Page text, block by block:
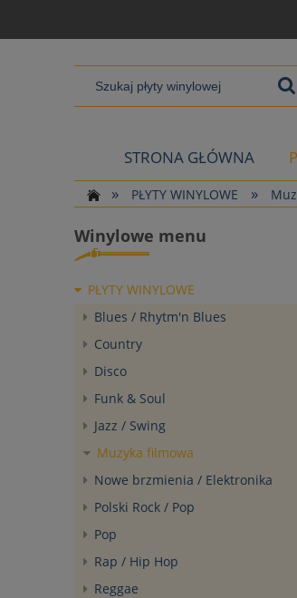
STRONA GŁÓWNA
»
PŁYTY WINYLOWE »
Winylowe menu
PŁYTY WINYLOWE
Blues / Rhytm'n Blues
Country
Disco
Funk & Soul
Jazz / Swing
Muzyka filmowa
Nowe brzmienia / Elektronika
Polski Rock / Pop
Pop
Rap / Hip Hop
Reggae